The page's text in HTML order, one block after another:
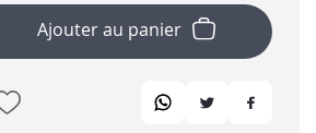
Ajouter au panier